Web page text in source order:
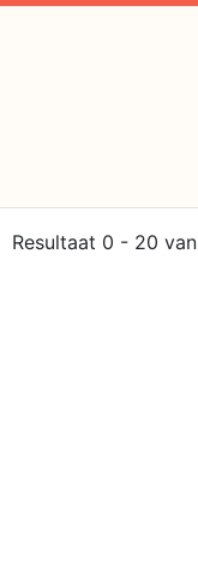
Resultaat 0 - 20 van